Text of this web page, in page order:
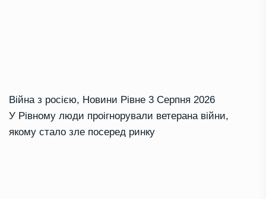
Війна з росією, Новини Рівне 3 Серпня 2026
У Рівному люди проігнорували ветерана війни,
якому стало зле посеред ринку